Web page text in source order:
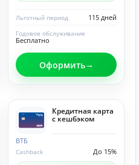
115 дней
Льготный период
Бесплатно
Годовое обслуживание
Оформить
Кредитная карта
с кешбэком
ВТБ
До 15%
Cashback